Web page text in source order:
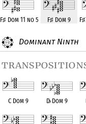
F♯ Dom 11 no 5 F♯ Dom 9 F♯
Dominant Ninth
C Dom 9 D♭Dom 9